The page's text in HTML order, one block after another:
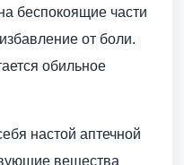
беспокоящие части
от боли.
обильное
настой аптечной
вещества